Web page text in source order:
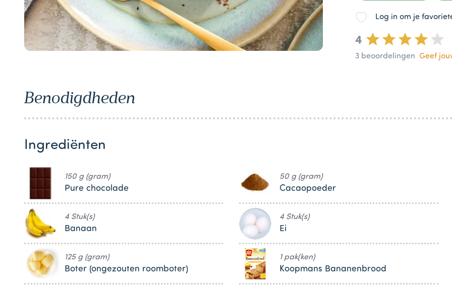
1
Log in om je
4
3 beoordelingen Geef
Benodigdheden
Ingrediënten
150 g (gram)
Pure chocolade
4 Stuk(s)
Banaan
125 g (gram)
Boter (ongezouten roomboter)
50 g (gram)
Cacaopoeder
4 Stuk(s)
Ei
1 pak(ken)
Koopmans Bananenbrood